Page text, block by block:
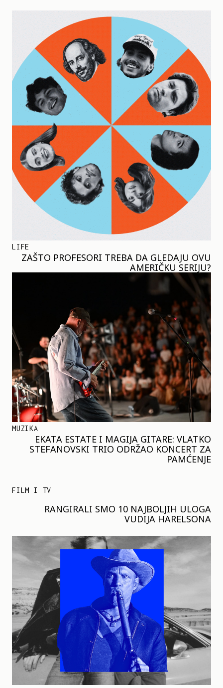
LIFE
ZAŠTO PROFESORI TREBA DA GLEDAJU OVU
AMERIČKU SERIJU?
MUZIKA
EKATA ESTATE I MAGIJA GITARE: VLATKO
STEFANOVSKI TRIO ODRŽAO KONCERT ZA
PAMĆENJE
FILM I TV
RANGIRALI SMO 10 NAJBOLJIH ULOGA
VUDIJA HARELSONA